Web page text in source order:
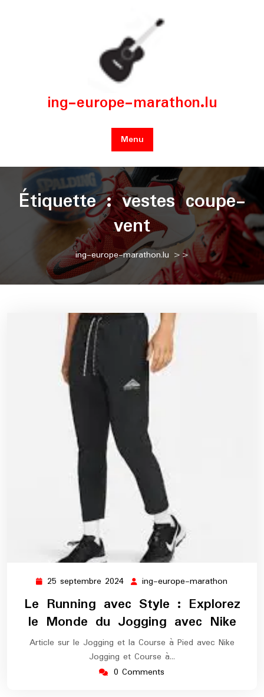
ing-europe-marathon.lu
Menu
Étiquette :vestes coupe-
vent
ing-europe-marathon.lu >>
25 septembre 2024 25
septembre
2024
ing-europe-marathon
Le Running avec Style : Explorez
le Monde du Jogging avec Nike
Article sur le Jogging et la Course à Pied avec Nike
Jogging et Course à…
0 Comments